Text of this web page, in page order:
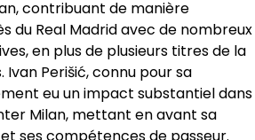
contribuant de manière
du Real Madrid avec de nombreux
en plus de plusieurs titres de la
Ivan Perišić, connu pour sa
eu un impact substantiel dans
Milan, mettant en avant sa